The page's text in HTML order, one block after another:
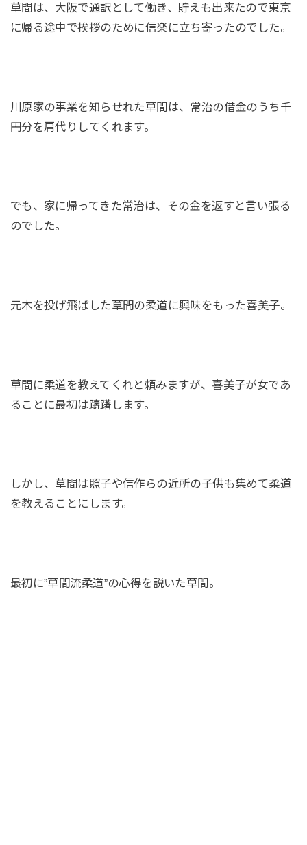
草間は、大阪で通訳として働き、貯えも出来たので東京
に帰る途中で挨拶のために信楽に立ち寄ったのでした。
川原家の事業を知らせれた草間は、常治の借金のうち千
円分を肩代りしてくれます。
でも、家に帰ってきた常治は、その金を返すと言い張る
のでした。
元木を投げ飛ばした草間の柔道に興味をもった喜美子。
草間に柔道を教えてくれと頼みますが、喜美子が女であ
ることに最初は躊躇します。
しかし、草間は照子や信作らの近所の子供も集めて柔道
を教えることにします。
最初に”草間流柔道”の心得を説いた草間。